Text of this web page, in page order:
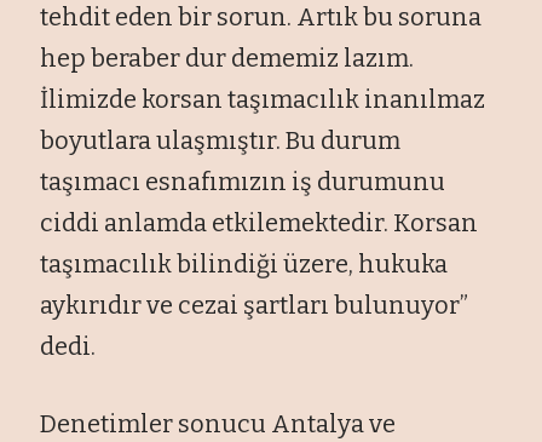
tehdit eden bir sorun. Artık bu soruna
hep beraber dur dememiz lazım.
İlimizde korsan taşımacılık inanılmaz
boyutlara ulaşmıştır. Bu durum
taşımacı esnafımızın iş durumunu
ciddi anlamda etkilemektedir. Korsan
taşımacılık bilindiği üzere, hukuka
aykırıdır ve cezai şartları bulunuyor”
dedi.
Denetimler sonucu Antalya ve